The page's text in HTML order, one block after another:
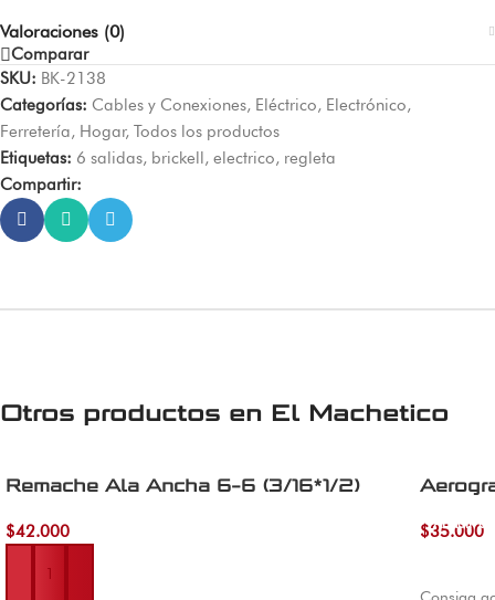
Valoraciones (0)
Comparar
SKU: BK-2138
Categorías: Cables y Conexiones, Eléctrico, Electrónico,
Ferretería, Hogar, Todos los productos
Etiquetas: 6 salidas, brickell, electrico, regleta
Compartir:
Otros productos en El Machetico
Remache Ala Ancha 6-6 (3/16*1/2)
$42.000
Añadir al carrito
$35.000
Añadir al
Consiga